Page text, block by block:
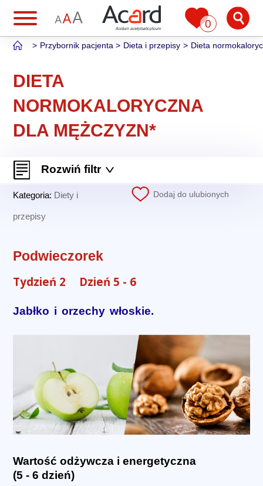
0
Przybornik pacjenta Dieta i przepisy Dieta
DIETA
NORMOKALORYCZNA
DLA MĘŻCZYZN*
Rozwiń filtr
Kategoria: Diety i
przepisy
Dodaj do ulubionych
Podwieczorek
Tydzień 2 Dzień 5 - 6
Jabłko i orzechy włoskie.
Wartość odżywcza i energetyczna
(5 - 6 dzień)